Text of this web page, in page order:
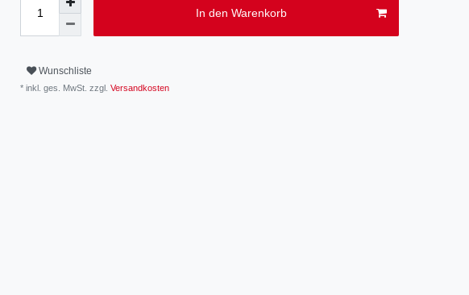
In den Warenkorb
Wunschliste
* inkl. ges. MwSt. zzgl. Versandkosten